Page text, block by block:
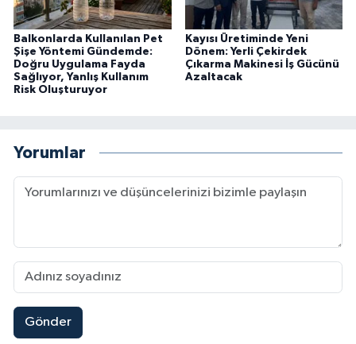
Balkonlarda Kullanılan Pet
Şişe Yöntemi Gündemde:
Doğru Uygulama Fayda
Sağlıyor, Yanlış Kullanım
Risk Oluşturuyor
Kayısı Üretiminde Yeni
Dönem: Yerli Çekirdek
Çıkarma Makinesi İş Gücünü
Azaltacak
Yorumlar
Gönder